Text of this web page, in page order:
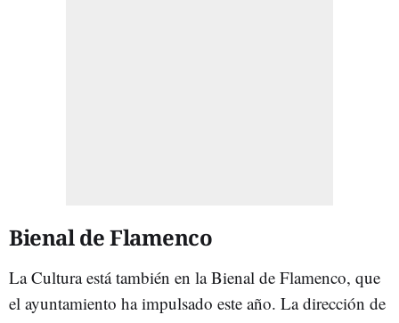
Bienal de Flamenco
La Cultura está también en la Bienal de Flamenco, que
el ayuntamiento ha impulsado este año. La dirección de